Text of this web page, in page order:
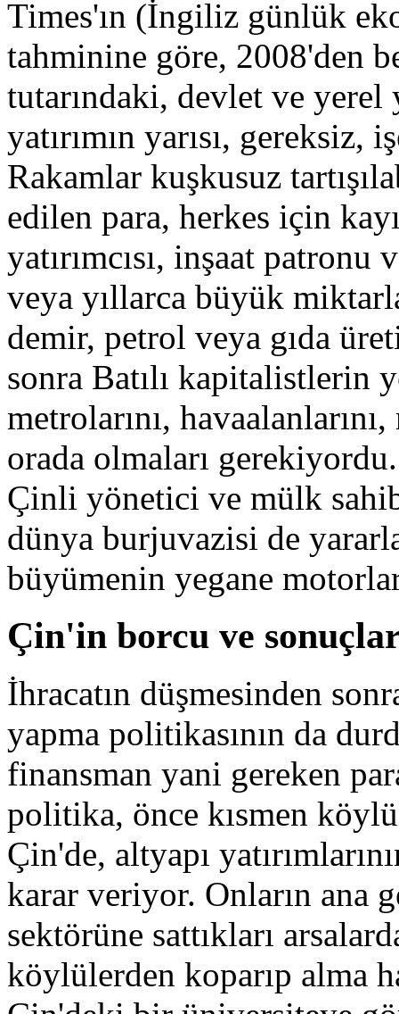
Times'ın (İngiliz günlük
tahminine göre, 2008'den
tutarındaki, devlet ve yerel
yatırımın yarısı, gereksiz,
Rakamlar kuşkusuz
edilen para, herkes için
yatırımcısı, inşaat patronu
veya yıllarca büyük
demir, petrol veya gıda
sonra Batılı kapitalistlerin
metrolarını,
orada olmaları
Çinli yönetici ve mülk
dünya burjuvazisi de
büyümenin yegane
Çin'in borcu ve
İhracatın düşmesinden
yapma politikasının da
finansman yani gereken
politika, önce kısmen
Çin'de, altyapı
karar veriyor. Onların ana
sektörüne sattıkları
köylülerden koparıp alma